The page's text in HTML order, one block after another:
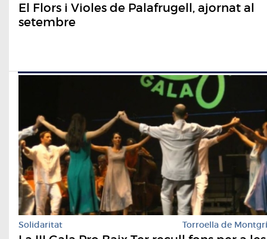
El Flors i Violes de Palafrugell, ajornat al
setembre
Solidaritat Torroella de Montgrí